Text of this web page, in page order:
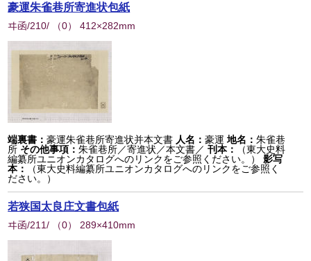
豪運朱雀巷所寄進状包紙
ヰ函/210/ （0） 412×282mm
端裏書：豪運朱雀巷所寄進状并本文書 人名：豪運 地名：朱雀巷
所 その他事項：朱雀巷所／寄進状／本文書／ 刊本：
（東大史料
編纂所ユニオンカタログへのリンクをご参照ください。）
影写
本：
（東大史料編纂所ユニオンカタログへのリンクをご参照く
ださい。）
若狭国太良庄文書包紙
ヰ函/211/ （0） 289×410mm